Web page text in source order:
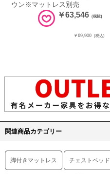
ウン※マットレス別売
￥63,546 (税抜)
￥69,900 (税込)
関連商品カテゴリー
脚付きマットレス チェストベッド